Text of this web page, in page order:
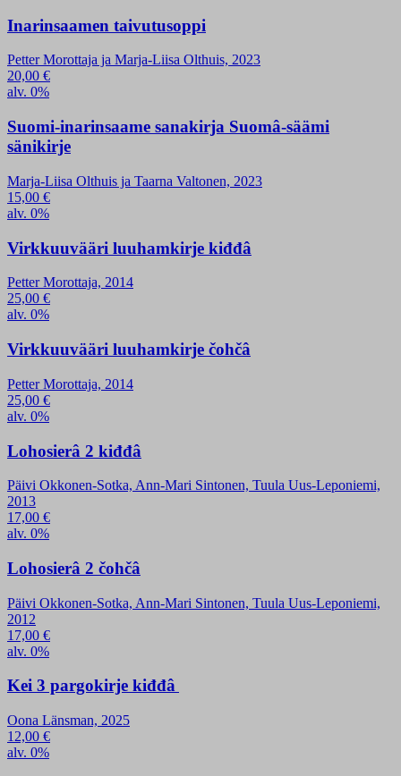
Inarinsaamen taivutusoppi
Petter Morottaja ja Marja-Liisa Olthuis, 2023
20,00 €
alv. 0%
Suomi-inarinsaame sanakirja Suomâ-säämi
sänikirje
Marja-Liisa Olthuis ja Taarna Valtonen, 2023
15,00 €
alv. 0%
Virkkuuvääri luuhamkirje kiđđâ
Petter Morottaja, 2014
25,00 €
alv. 0%
Virkkuuvääri luuhamkirje čohčâ
Petter Morottaja, 2014
25,00 €
alv. 0%
Lohosierâ 2 kiđđâ
Päivi Okkonen-Sotka, Ann-Mari Sintonen, Tuula Uus-Leponiemi,
2013
17,00 €
alv. 0%
Lohosierâ 2 čohčâ
Päivi Okkonen-Sotka, Ann-Mari Sintonen, Tuula Uus-Leponiemi,
2012
17,00 €
alv. 0%
Kei 3 pargokirje kiđđâ
Oona Länsman, 2025
12,00 €
alv. 0%